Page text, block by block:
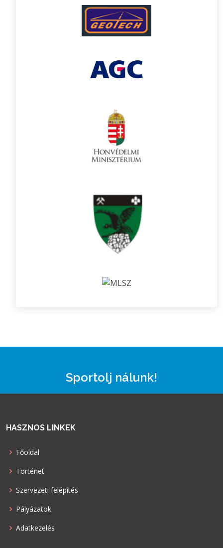
Sportolj nálunk!
HASZNOS LINKEK
Főoldal
Történet
Szervezeti felépítés
Pályázatok
Adatkezelés